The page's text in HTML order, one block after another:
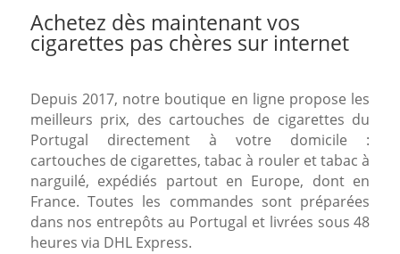
Achetez dès maintenant vos
cigarettes pas chères sur internet
Depuis 2017, notre boutique en ligne propose les
meilleurs prix, des cartouches de cigarettes du
Portugal directement à votre domicile :
cartouches de cigarettes, tabac à rouler et tabac à
narguilé, expédiés partout en Europe, dont en
France. Toutes les commandes sont préparées
dans nos entrepôts au Portugal et livrées sous 48
heures via DHL Express.